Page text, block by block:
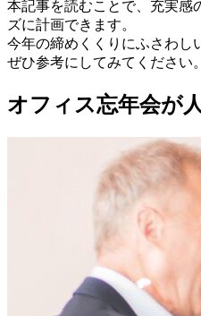
本記事を読むことで、充実感
ズに計画できます。
今年の締めくくりにふさわし
ぜひ参考にしてみてください。
オフィス忘年会が